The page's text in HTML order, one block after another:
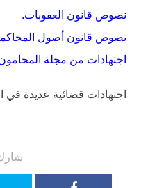
نصوص قانون العقوبات.
نصوص قانون أصول
اجتهادات من مجلة
اجتهادات قضائية عديدة في